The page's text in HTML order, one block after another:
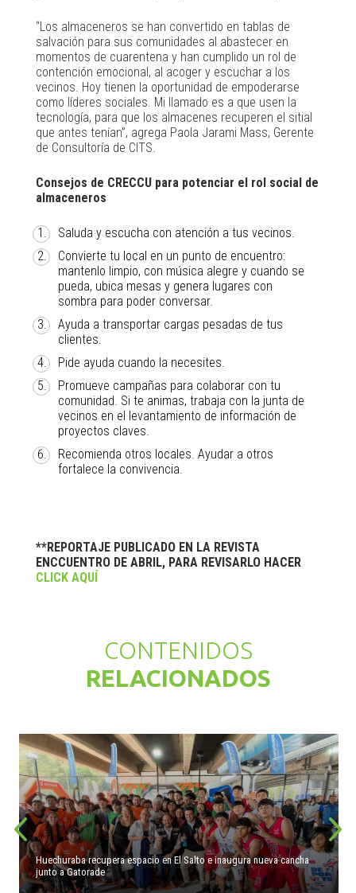
“Los almaceneros se han convertido en tablas de
salvación para sus comunidades al abastecer en
momentos de cuarentena y han cumplido un rol de
contención emocional, al acoger y escuchar a los
vecinos. Hoy tienen la oportunidad de empoderarse
como líderes sociales. Mi llamado es a que usen la
tecnología, para que los almacenes recuperen el sitial
que antes tenían”, agrega Paola Jarami Mass, Gerente
de Consultoría de CITS.
Consejos de CRECCU para potenciar el rol social de
almaceneros
Saluda y escucha con atención a tus vecinos.
Convierte tu local en un punto de encuentro:
mantenlo limpio, con música alegre y cuando se
pueda, ubica mesas y genera lugares con
sombra para poder conversar.
Ayuda a transportar cargas pesadas de tus
clientes.
Pide ayuda cuando la necesites.
Promueve campañas para colaborar con tu
comunidad. Si te animas, trabaja con la junta de
vecinos en el levantamiento de información de
proyectos claves.
Recomienda otros locales. Ayudar a otros
fortalece la convivencia.
**REPORTAJE PUBLICADO EN LA REVISTA
ENCCUENTRO DE ABRIL, PARA REVISARLO HACER
CLICK AQUÍ
CONTENIDOS
RELACIONADOS
Huechuraba recupera espacio en El Salto e inaugura nueva cancha
junto a Gatorade